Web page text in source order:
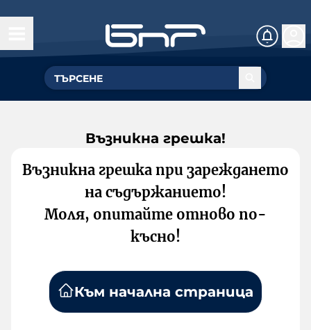
Възникна грешка!
Възникна грешка при зареждането
на съдържанието!
Моля, опитайте отново по-
късно!
Към начална страница